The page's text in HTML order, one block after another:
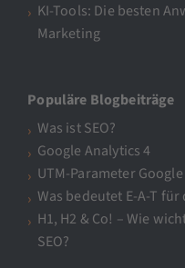
KI-Tools: Die besten
Marketing
Populäre Blogbeiträge
Was ist SEO?
Google Analytics 4
UTM-Parameter
Was bedeutet E-A-T für
H1, H2 & Co! – Wie
SEO?